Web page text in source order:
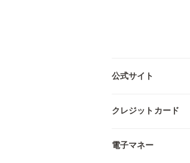
公式サイト
クレジットカード
電子マネー